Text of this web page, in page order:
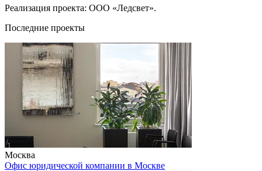
Реализация проекта: ООО «Ледсвет».
Последние проекты
Москва
Офис юридической компании в Москве